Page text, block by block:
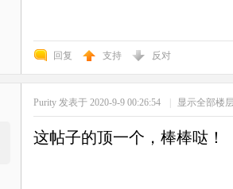
回复 支持 反对
Purity 发表于 2020-9-9 00:26:54 | 显示全部楼
这帖子的顶一个，棒棒哒！